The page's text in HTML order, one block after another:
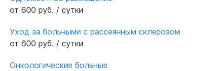
от 600 руб. / сутки
Уход за больными с рассеянным склерозом
от 600 руб. / сутки
Онкологические больные